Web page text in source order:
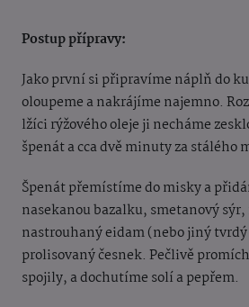
Postup přípravy:
Jako první si připravíme náplň do
oloupeme a nakrájíme najemno.
lžíci rýžového oleje ji necháme
špenát a cca dvě minuty za stálého
Špenát přemístíme do misky a
nasekanou bazalku, smetanový
nastrouhaný eidam (nebo jiný
prolisovaný česnek. Pečlivě
spojily, a dochutíme solí a pepřem.